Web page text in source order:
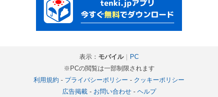
表示： モバイル｜ PC
※PCの閲覧は一部制限されます
利用規約 - プライバシーポリシー - クッキーポリシー
広告掲載- お問い合わせ- ヘルプ